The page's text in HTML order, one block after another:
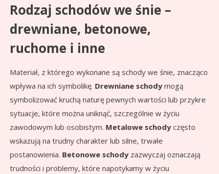
Rodzaj schodów we śnie –
drewniane, betonowe,
ruchome i inne
Materiał, z którego wykonane są schody we śnie, znacząco
wpływa na ich symbolikę. Drewniane schody mogą
symbolizować kruchą naturę pewnych wartości lub przykre
sytuacje, które można uniknąć, szczególnie w życiu
zawodowym lub osobistym. Metalowe schody często
wskazują na trudny charakter lub silne, trwałe
postanowienia. Betonowe schody zazwyczaj oznaczają
trudności i problemy, które napotykamy w życiu